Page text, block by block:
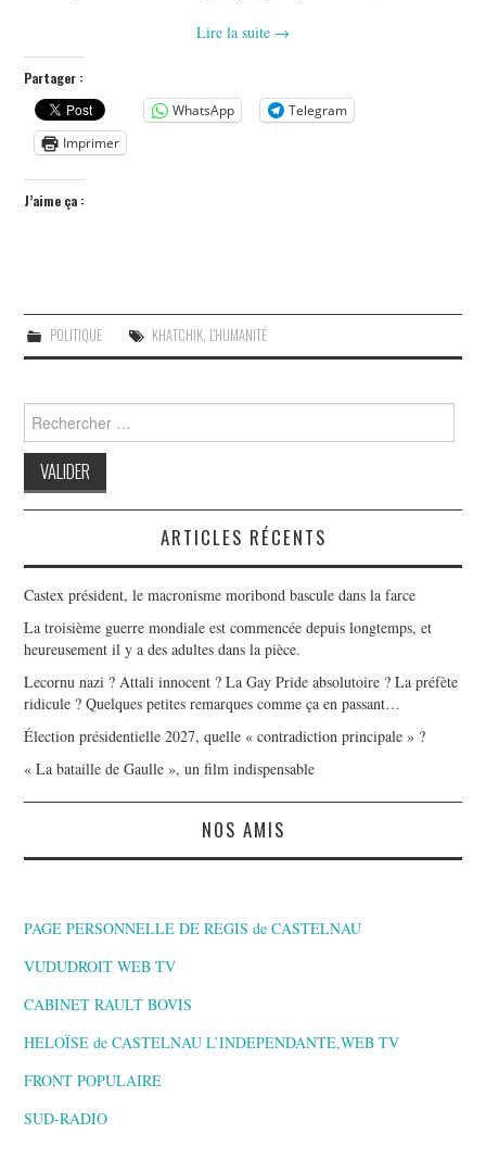
Lire la suite →
Partager :
WhatsApp
Telegram
Imprimer
J’aime ça :
POLITIQUE KHATCHIK, L'HUMANITÉ
for:
ARTICLES RÉCENTS
Castex président, le macronisme moribond bascule dans la farce
La troisième guerre mondiale est commencée depuis longtemps, et
heureusement il y a des adultes dans la pièce.
Lecornu nazi ? Attali innocent ? La Gay Pride absolutoire ? La préfète
ridicule ? Quelques petites remarques comme ça en passant…
Élection présidentielle 2027, quelle « contradiction principale » ?
« La bataille de Gaulle », un film indispensable
NOS AMIS
PAGE PERSONNELLE DE REGIS de CASTELNAU
VUDUDROIT WEB TV
CABINET RAULT BOVIS
HELOÏSE de CASTELNAU L’INDEPENDANTE,WEB TV
FRONT POPULAIRE
SUD-RADIO